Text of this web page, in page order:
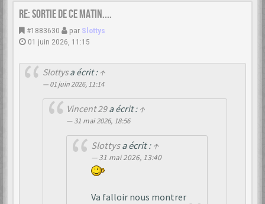
Re: Sortie de ce matin....
#1883630 par Slottys
01 juin 2026, 11:15
Slottysa écrit : ↑
01 juin 2026, 11:14
Vincent 29a écrit : ↑
31 mai 2026, 18:56
Slottysa écrit : ↑
31 mai 2026, 13:40
Va falloir nous montrer